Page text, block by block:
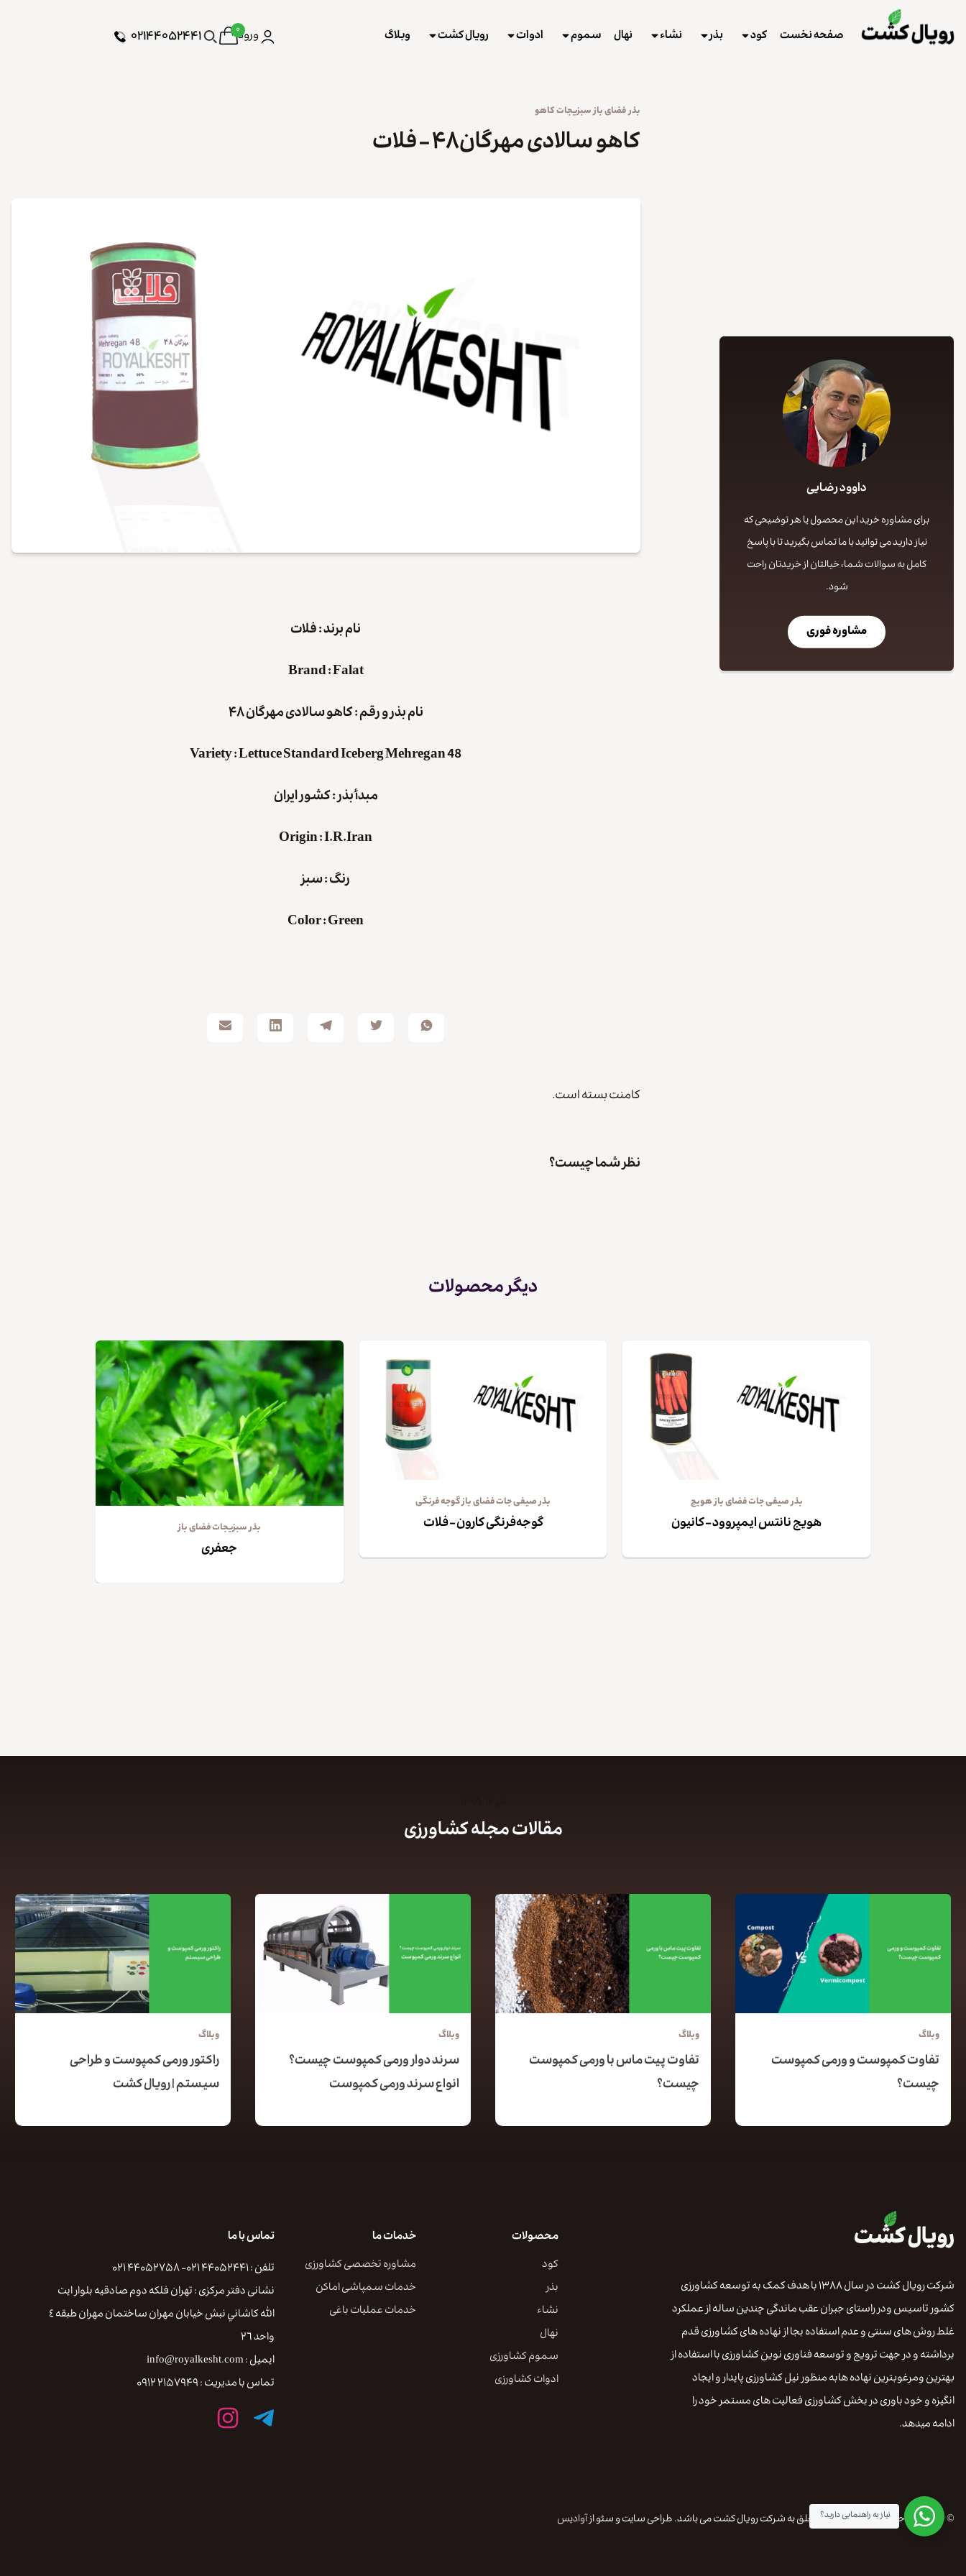
صفحه نخست کود بذر نشاء نهال سموم ادوات رویال کشت وبلاگ ورود۰ ۰۲۱۴۴۰۵۲۴۴۱
داوود رضایی
برای مشاوره خرید این محصول یا هر توضیحی که
نیاز دارید می توانید با ما تماس بگیرید تا با پاسخ
کامل به سوالات شما، خیالتان از خریدتان راحت
شود.
مشاوره فوری
بذرفضای باز سبزیجاتکاهو
کاهو سالادی مهرگان۴۸ – فلات
نام برند : فلات
Brand:Falat
نام بذر و رقم : کاهو سالادی مهرگان ۴۸
Variety:Lettuce Standard Iceberg Mehregan 48
مبدأ بذر : کشور ایران
Origin:I.R.Iran
رنگ : سبز
Color:Green
کامنت بسته است.
نظر شما چیست؟
دیگر محصولات
بذر صیفی جات فضای باز هویج
هویج نانتس ایمپروود – کانیون
بذر صیفی جات فضای باز گوجه فرنگی
گوجه‌فرنگی کارون – فلات بذر سبزیجات فضای باز
جعفری
مقالات مجله کشاورزی
وبلاگ
تفاوت کمپوست و ورمی کمپوست
چیست؟
وبلاگ
تفاوت پیت ماس با ورمی کمپوست
چیست؟
وبلاگ
سرند دوار ورمی کمپوست چیست؟
انواع سرند ورمی کمپوست
وبلاگ
راکتور ورمی کمپوست و طراحی
سیستم | رویال کشت
شرکت رویال کشت در سال ۱۳۸۸ با هدف کمک به توسعه کشاورزی
کشور تاسیس ودر راستای جبران عقب ماندگی چندین ساله از عملکرد
غلط روش های سنتی و عدم استفاده بجا از نهاده های کشاورزی قدم
برداشته و در جهت ترویج و توسعه فناوری نوین کشاورزی با استفاده از
بهترین ومرغوبترین نهاده هابه منظور نیل کشاورزی پایدار و ایجاد
انگیزه و خود باوری در بخش کشاورزی فعالیت های مستمر خود را
ادامه میدهد.
محصولات
کود
بذر
نشاء
نهال
سموم کشاورزی
ادوات کشاورزی
خدمات ما
مشاوره تخصصی کشاورزی
خدمات سمپاشی اماکن
خدمات عملیات باغی
تماس با ما
تلفن : ۴۴۰۵۲۴۴۱ ۰۲۱- ۴۴۰۵۲۷۵۸ ۰۲۱
نشانی دفتر مرکزی : تهران فلكه دوم صادقيه بلوار ايت
الله كاشاني نبش خيابان مهران ساختمان مهران طبقه ٤
واحد ٢٦
ایمیل : info@royalkesht.com
تماس با مدیریت : ۲۱۵۷۹۴۹ ۰۹۱۲
© ۲۰۲۶ کلیه حقوق این وب سایت متعلق به شرکت رویال کشت می باشد. طراحی سایت و سئو از آوادیس نیاز به راهنمایی دارید؟
کپی لینک